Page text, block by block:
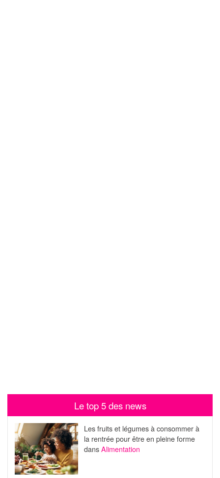
Le top 5 des news
Les fruits et légumes à consommer à
la rentrée pour être en pleine forme
dansAlimentation